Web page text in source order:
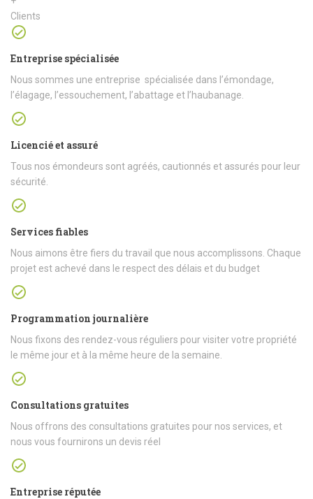
Clients
Entreprise spécialisée
Nous sommes une entreprise spécialisée dans l’émondage,
l’élagage, l’essouchement, l’abattage et l’haubanage.
Licencié et assuré
Tous nos émondeurs sont agréés, cautionnés et assurés pour leur
sécurité.
Services fiables
Nous aimons être fiers du travail que nous accomplissons. Chaque
projet est achevé dans le respect des délais et du budget
Programmation journalière
Nous fixons des rendez-vous réguliers pour visiter votre propriété
le même jour et à la même heure de la semaine.
Consultations gratuites
Nous offrons des consultations gratuites pour nos services, et
nous vous fournirons un devis réel
Entreprise réputée